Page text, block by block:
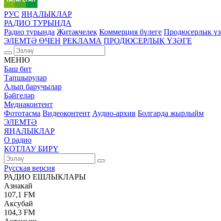
РУС ЯҢАЛЫКЛАР
РАДИО ТУРЫНДА
Радио турында Җитәкчелек Коммерция бүлеге Продюсерлык
ЭЛЕМТӘ ӨЧЕН РЕКЛАМА ПРОДЮСЕРЛЫК ҮЗӘГЕ
МЕНЮ
Баш бит
Тапшырулар
Алып баручылар
Бәйгеләр
Медиаконтент
Фототасма Видеоконтент Аудио-архив Болгарда жырлыйм
ЭЛЕМТӘ
ЯҢАЛЫКЛАР
О радио
КОТЛАУ БИРҮ
Русская версия
РАДИО ЕШЛЫКЛАРЫ
Азнакай
107,1 FM
Аксубай
104,3 FM